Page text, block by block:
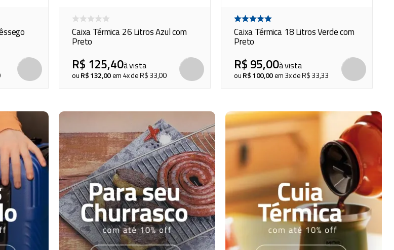
COMPRAR COMPRAR
Caixa Térmica 26 Litros Azul com
Preto
R$ 125,40à vista
ouR$132,00em4x deR$33,00
Caixa Térmica 18 Litros Verde com
Preto
R$ 95,00à vista
ouR$100,00em3x deR$33,33